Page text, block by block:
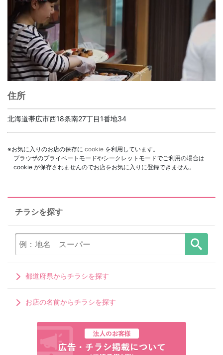
住所
北海道帯広市西18条南27丁目1番地34
※お気に入りのお店の保存に cookie を利用しています。
ブラウザのプライベートモードやシークレットモードでご利用の場合は
cookie が保存されませんのでお店をお気に入りに登録できません。
チラシを探す
都道府県からチラシを探す
お店の名前からチラシを探す